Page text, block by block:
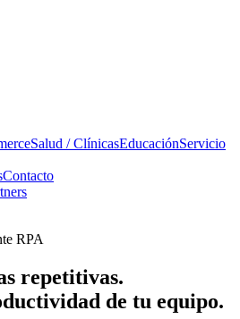
Salud / ClínicasEducaciónServicio
Contacto
RPA
repetitivas.
de tu equipo.